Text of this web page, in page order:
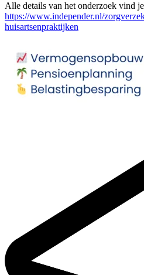
Alle details van het onderzoek vind
https://www.independer.nl/
huisartsenpraktijken